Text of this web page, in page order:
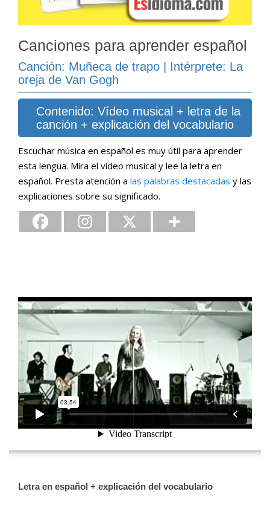
Canciones para aprender español
Canción: Muñeca de trapo | Intérprete: La
oreja de Van Gogh
Contenido: Vídeo musical + letra de la
canción + explicación del vocabulario
Escuchar música en español es muy útil para aprender
esta lengua. Mira el vídeo musical y lee la letra en
español. Presta atención a las palabras destacadas y las
explicaciones sobre su significado.
[wp-video-floater]
Letra en español + explicación del vocabulario